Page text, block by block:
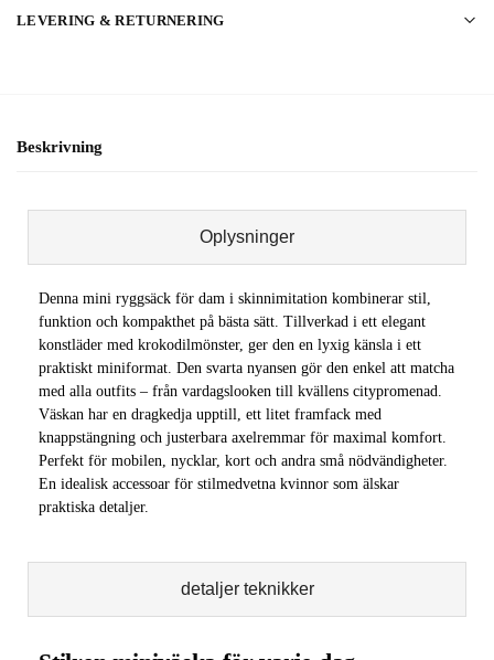
LEVERING & RETURNERING
Beskrivning
Oplysninger
detaljer teknikker
Denna mini ryggsäck för dam i skinnimitation kombinerar stil,
funktion och kompakthet på bästa sätt. Tillverkad i ett elegant
konstläder med krokodilmönster, ger den en lyxig känsla i ett
praktiskt miniformat. Den svarta nyansen gör den enkel att matcha
med alla outfits – från vardagslooken till kvällens citypromenad.
Väskan har en dragkedja upptill, ett litet framfack med
knappstängning och justerbara axelremmar för maximal komfort.
Perfekt för mobilen, nycklar, kort och andra små nödvändigheter.
En idealisk accessoar för stilmedvetna kvinnor som älskar
praktiska detaljer.